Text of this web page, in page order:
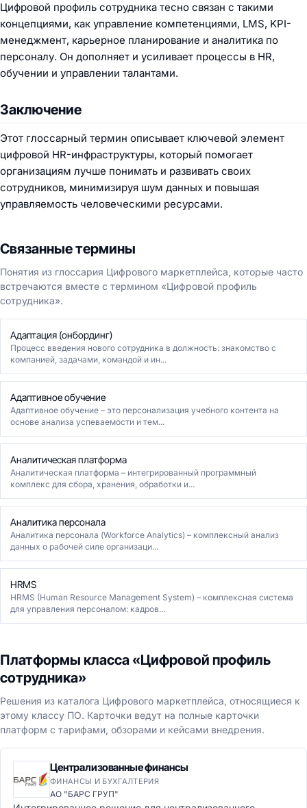
Цифровой профиль сотрудника тесно связан с такими
концепциями, как управление компетенциями, LMS, KPI-
менеджмент, карьерное планирование и аналитика по
персоналу. Он дополняет и усиливает процессы в HR,
обучении и управлении талантами.
Заключение
Этот глоссарный термин описывает ключевой элемент
цифровой HR-инфраструктуры, который помогает
организациям лучше понимать и развивать своих
сотрудников, минимизируя шум данных и повышая
управляемость человеческими ресурсами.
Связанные термины
Понятия из глоссария Цифрового маркетплейса, которые часто
встречаются вместе с термином «Цифровой профиль
сотрудника».
Адаптация (онбординг)
Процесс введения нового сотрудника в должность: знакомство с
компанией, задачами, командой и ин...
Адаптивное обучение
Адаптивное обучение – это персонализация учебного контента на
основе анализа успеваемости и тем...
Аналитическая платформа
Аналитическая платформа – интегрированный программный
комплекс для сбора, хранения, обработки и...
Аналитика персонала
Аналитика персонала (Workforce Analytics) – комплексный анализ
данных о рабочей силе организаци...
HRMS
HRMS (Human Resource Management System) – комплексная система
для управления персоналом: кадров...
Платформы класса «Цифровой профиль
сотрудника»
Решения из каталога Цифрового маркетплейса, относящиеся к
этому классу ПО. Карточки ведут на полные карточки
платформ с тарифами, обзорами и кейсами внедрения.
Централизованные финансы
ФИНАНСЫ И БУХГАЛТЕРИЯ
АО "БАРС ГРУП"